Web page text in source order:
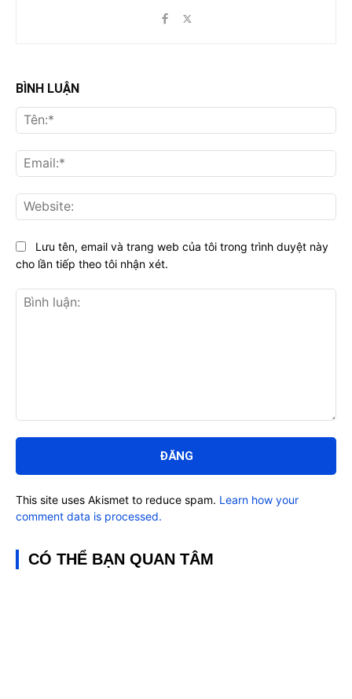
BÌNH LUẬN
luận:
Lưu tên, email và trang web của tôi trong trình duyệt này
cho lần tiếp theo tôi nhận xét.
This site uses Akismet to reduce spam. Learn how your
comment data is processed.
CÓ THỂ BẠN QUAN TÂM